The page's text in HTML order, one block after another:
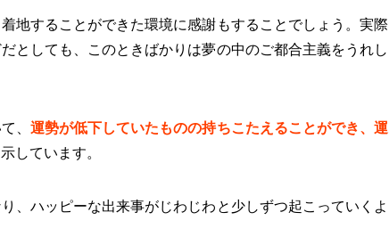
地することができた環境に感謝もすることでしょう。実際
としても、このときばかりは夢の中のご都合主義をうれし
、 運勢が低下していたものの持ちこたえることができ、運
しています。
、ハッピーな出来事がじわじわと少しずつ起こっていくよ